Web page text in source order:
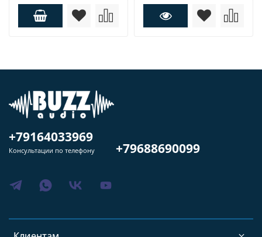
+79164033969
Консультации по телефону +79688690099